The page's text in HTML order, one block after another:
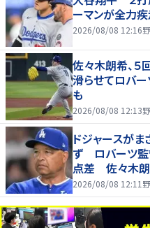
ーマンが全力
2026/08/08 12:16
佐々木朗希、
滑らせてロバ
も
2026/08/08 12:13
ドジャースが
ず ロバーツ監
点差 佐々木朗
が全力疾走
2026/08/08 12:11